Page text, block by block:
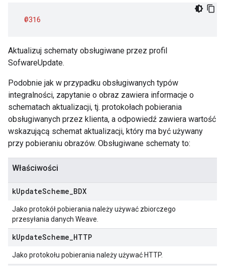
@316
Aktualizuj schematy obsługiwane przez profil
SofwareUpdate.
Podobnie jak w przypadku obsługiwanych typów
integralności, zapytanie o obraz zawiera informacje o
schematach aktualizacji, tj. protokołach pobierania
obsługiwanych przez klienta, a odpowiedź zawiera wartość
wskazującą schemat aktualizacji, który ma być używany
przy pobieraniu obrazów. Obsługiwane schematy to:
Właściwości
kUpdateScheme BDX
Jako protokół pobierania należy używać zbiorczego
przesyłania danych Weave.
kUpdateScheme HTTP
Jako protokołu pobierania należy używać HTTP.